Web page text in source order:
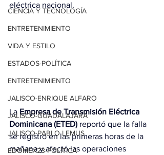
CIENCIA Y TECNOLOGÍA
ENTRETENIMIENTO
VIDA Y ESTILO
ESTADOS-POLÍTICA
ENTRETENIMIENTO
JALISCO-ENRIQUE ALFARO
JALISCO-GUADALAJARA
JALISCO-PABLO LEMUS
EDOMEX23-POLÍTICA
eléctrica nacional.
La Empresa de Transmisión Eléctrica
Dominicana (ETED) reportó que la falla
se registró en las primeras horas de la
mañana y afectó las operaciones